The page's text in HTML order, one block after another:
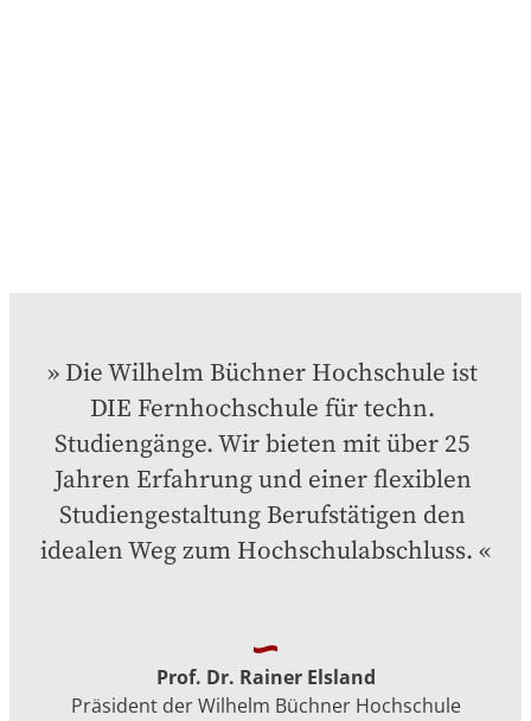
Die Wilhelm Büchner Hochschule ist
DIE Fernhochschule für techn.
Studiengänge. Wir bieten mit über 25
Jahren Erfahrung und einer flexiblen
Studiengestaltung Berufstätigen den
idealen Weg zum Hochschulabschluss.
Prof. Dr. Rainer Elsland
Präsident der Wilhelm Büchner Hochschule